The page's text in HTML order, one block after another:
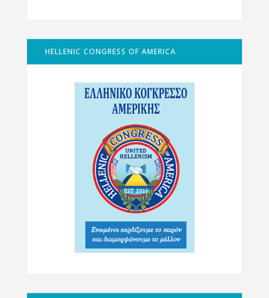
HELLENIC CONGRESS OF AMERICA